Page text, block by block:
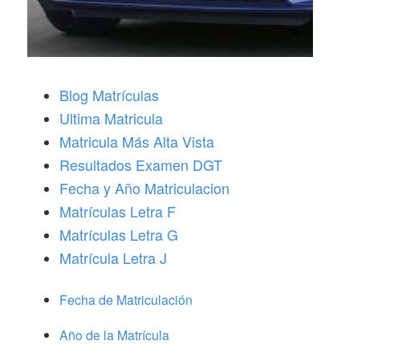
Blog Matrículas
Ultima Matricula
Matricula Más Alta Vista
Resultados Examen DGT
Fecha y Año Matriculacion
Matrículas Letra F
Matrículas Letra G
Matrícula Letra J
Fecha de Matriculación
Año de la Matrícula